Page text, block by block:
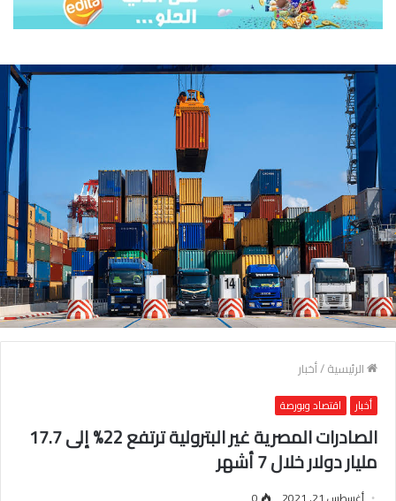
الرئيسية/أخبار
أخبار اقتصاد وبورصة
الصادرات المصرية غير البترولية ترتفع 22% إلى 17.7
مليار دولار خلال 7 أشهر